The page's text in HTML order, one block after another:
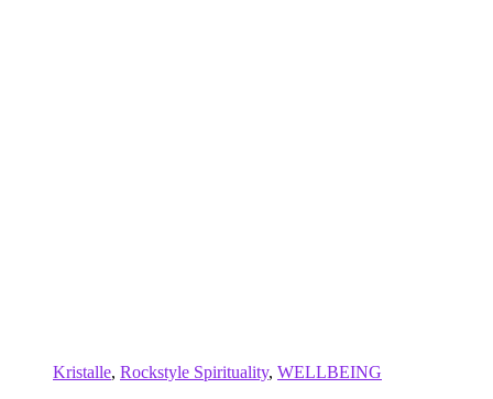
Kristalle, Rockstyle Spirituality, WELLBEING